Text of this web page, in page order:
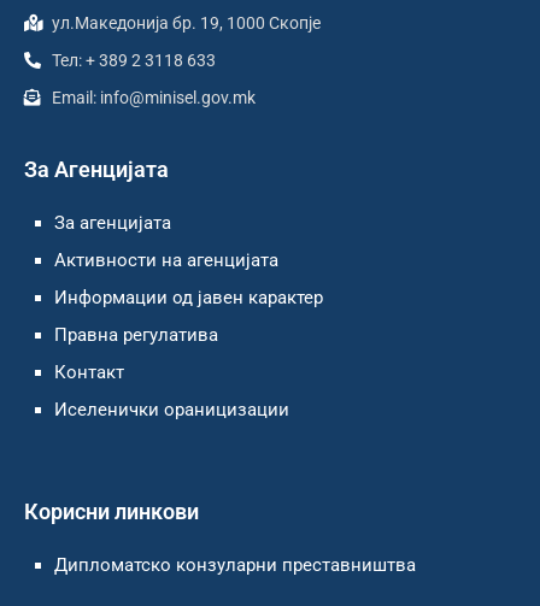
ул.Македонија бр. 19, 1000 Скопје
Тел: + 389 2 3118 633
Email: info@minisel.gov.mk
За Агенцијата
За агенцијата
Активности на агенцијата
Информации од јавен карактер
Правна регулатива
Контакт
Иселенички ораницизации
Корисни линкови
Дипломатско конзуларни преставништва